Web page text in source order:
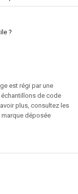
?
est régi par une
échantillons de code
plus, consultez les
marque déposée